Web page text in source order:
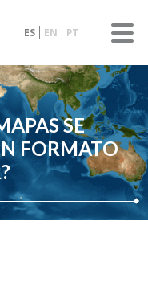
ES EN PT
SE
FORMATO